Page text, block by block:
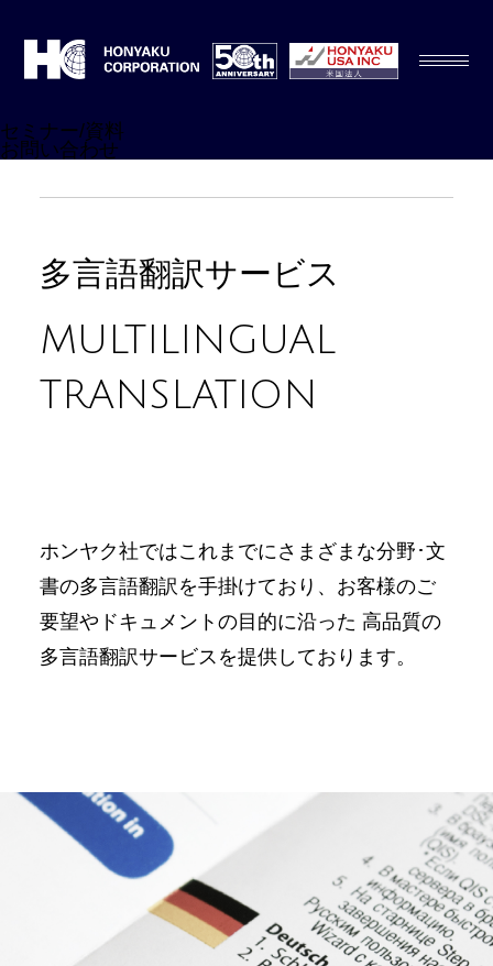
セミナー/資料
お問い合わせ
多⾔語翻訳サービス
MULTILINGUAL
TRANSLATION
ホンヤク社ではこれまでにさまざまな分野･⽂
書の多⾔語翻訳を⼿掛けており、お客様のご
要望やドキュメントの⽬的に沿った ⾼品質の
多⾔語翻訳サービスを提供しております。